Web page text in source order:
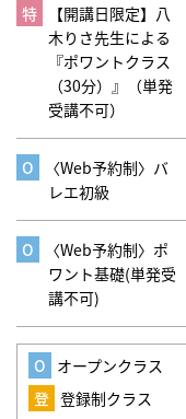
【開講日限定】八
木りさ先生による
『ポワントクラス
（30分）』（単発
受講不可）
〈Web予約制〉バ
レエ初級
〈Web予約制〉ポ
ワント基礎(単発受
講不可)
オープンクラス
登録制クラス